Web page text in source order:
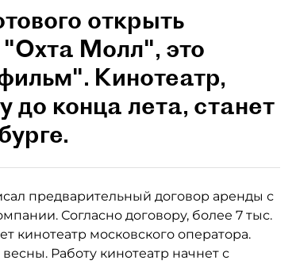
открыть
Молл", это
Кинотеатр,
до конца лета, станет
предварительный договор аренды с
Согласно договору, более 7 тыс.
кинотеатр московского оператора.
Работу кинотеатр начнет с